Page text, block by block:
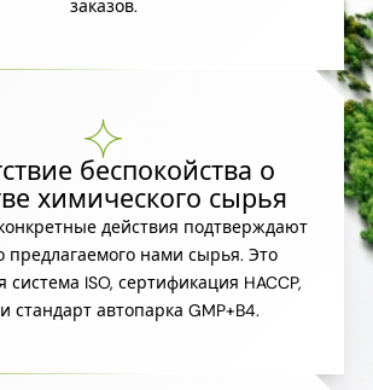
заказов.
беспокойства о
химического сырья
действия подтверждают
предлагаемого нами сырья. Это
система ISO, сертификация HACCP,
стандарт автопарка GMP+B4.